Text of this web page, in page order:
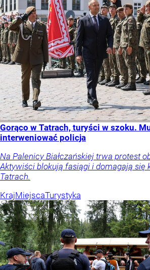
Gorąco w Tatrach, turyści w szoku.
interweniować policja
Na Palenicy Białczańskiej trwa protest
Aktywiści blokują fasiągi i domagają się
Tatrach.
KrajMiejscaTurystyka